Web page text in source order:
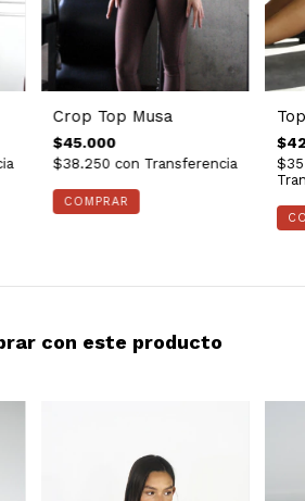
Crop Top Musa
$45.000
$38.250 con Transferencia
COMPRAR
con este producto